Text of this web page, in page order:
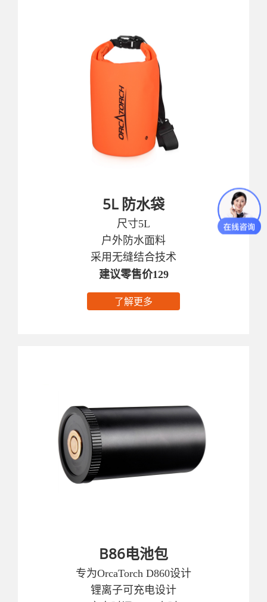
5L 防水袋
尺寸5L
户外防水面料
采用无缝结合技术
建议零售价129
了解更多
B86电池包
专为OrcaTorch D860设计
锂离子可充电设计